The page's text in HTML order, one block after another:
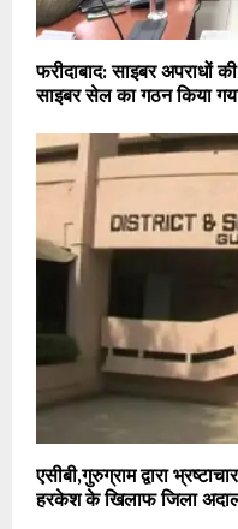
फरीदाबाद: साइबर अपराधों
साइबर सेल का गठन किया
एसीबी,गुरुग्राम द्वारा
हरकेश के खिलाफ जिला